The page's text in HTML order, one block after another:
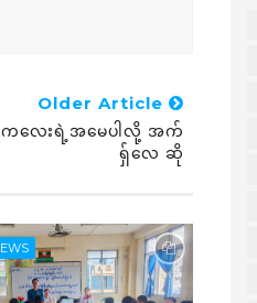
Older Article
ကလေးရဲ့အမေပါလို့ အက်
ရှ်လေ ဆို